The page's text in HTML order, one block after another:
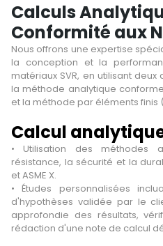
Calculs
Conformité aux
Nous offrons une expertise
la conception et la
matériaux SVR, en utilisant
la méthode analytique conforme
et la méthode par éléments finis
Calcul
• Utilisation des méthodes
résistance, la sécurité et la
et ASME X.
• Études personnalisées
d'hypothèses validée par le
approfondie des résultats,
rédaction d'une note de calcul